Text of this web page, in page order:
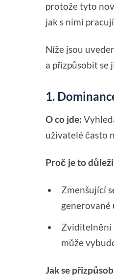
protože tyto
jak s nimi
Níže jsou
a přizpůsobit se
1.
O co jde:
uživatelé často
Proč je to
Zmenšující
Zviditelnění
může
Jak se